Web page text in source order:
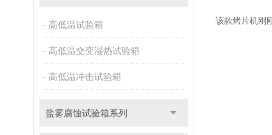
高低温试验箱
高低温交变湿热试验箱
高低温冲击试验箱
盐雾腐蚀试验箱系列
该款烤片机刚